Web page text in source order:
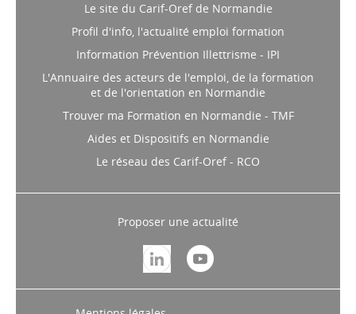
Le site du Carif-Oref de Normandie
Profil d'info, l'actualité emploi formation
Information Prévention Illettrisme - IPI
L'Annuaire des acteurs de l'emploi, de la formation
et de l'orientation en Normandie
Trouver ma Formation en Normandie - TMF
Aides et Dispositifs en Normandie
Le réseau des Carif-Oref - RCO
Proposer une actualité